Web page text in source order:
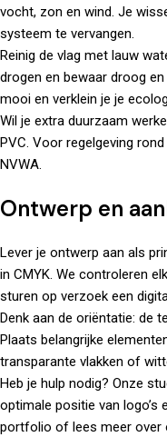
vocht, zon en wind. Je
systeem te vervangen.
Reinig de vlag met lauw
drogen en bewaar droog
mooi en verklein je je
Wil je extra duurzaam
PVC. Voor regelgeving
NVWA.
Ontwerp en
Lever je ontwerp aan als
in CMYK. We controleren
sturen op verzoek een
Denk aan de oriëntatie: de
Plaats belangrijke
transparante vlakken of
Heb je hulp nodig? Onze
optimale positie van logo’s
portfolio of lees meer over